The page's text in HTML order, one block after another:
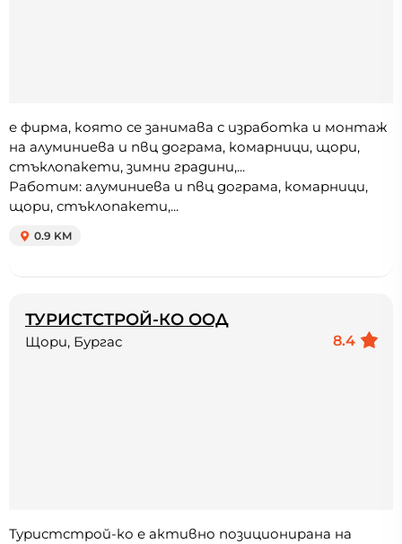
е фирма, която се занимава с изработка и монтаж
на алуминиева и пвц дограма, комарници, щори,
стъклопакети, зимни градини,...
Работим: алуминиева и пвц дограма, комарници,
щори, стъклопакети,...
0.9 KM
ТУРИСТСТРОЙ-КО ООД
8.4
Щори, Бургас
Туристстрой-ко е активно позиционирана на